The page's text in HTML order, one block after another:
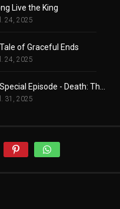
Live the King
24, 2025
of Graceful Ends
24, 2025
31, 2025